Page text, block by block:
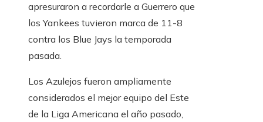
apresuraron a recordarle a Guerrero que
los Yankees tuvieron marca de 11-8
contra los Blue Jays la temporada
pasada.
Los Azulejos fueron ampliamente
considerados el mejor equipo del Este
de la Liga Americana el año pasado,